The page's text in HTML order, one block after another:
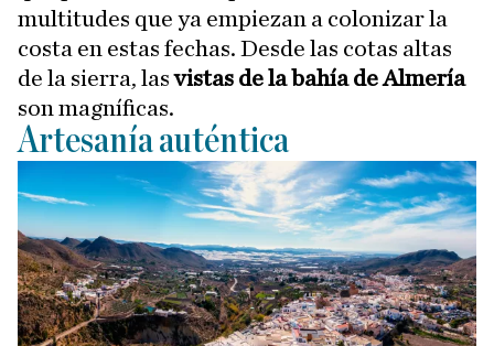
multitudes que ya empiezan a colonizar la
costa en estas fechas. Desde las cotas altas
de la sierra, lasvistas de la bahía de Almería
son magníficas.
Artesanía auténtica